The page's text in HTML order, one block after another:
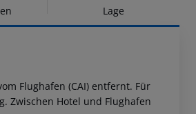
Lage
Flughafen (CAI) entfernt. Für
Zwischen Hotel und Flughafen